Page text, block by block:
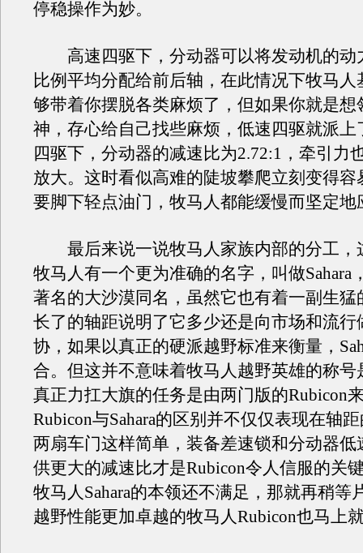
停稳操作为妙。
高速四驱下，分动器可以将发动机的动
比例平均分配给前后轴，在此情况下牧马人
够带着你摆脱各类麻烦了，但如果你就是想
神，存心给自己找些麻烦，低速四驱就派上
四驱下，分动器的减速比为2.72:1，牵引力
放大。这时看似高难的陡坡攀爬立刻变得容
要脚下轻点油门，牧马人都能缓慢而坚定地
最后来说一说牧马人家族内部的分工，
牧马人有一个更为准确的名字，叫做Sahara
著名的大沙漠同名，虽然它也有着一副生猛
长了的轴距说明了它多少还是向市场和流行
协，如果以真正的硬派越野标准来衡量，
合。但这并不意味着牧马人越野英雄的称号
真正力扛大旗的任务是由两门版的Rubicon
Rubicon与Sahara的区别并不仅仅表现在轴
两扇车门这样简单，装备差速锁和分动器低
供更大的减速比才是Rubicon令人信服的关
牧马人Sahara的本领还不满足，那就再稍等
越野性能更加卓越的牧马人Rubicon也马上